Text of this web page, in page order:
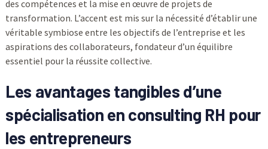
des compétences et la mise en œuvre de projets de
transformation. L’accent est mis sur la nécessité d’établir une
véritable symbiose entre les objectifs de l’entreprise et les
aspirations des collaborateurs, fondateur d’un équilibre
essentiel pour la réussite collective.
Les avantages tangibles d’une
spécialisation en consulting RH pour
les entrepreneurs